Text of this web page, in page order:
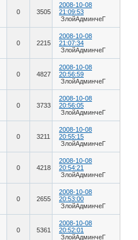
0 3505
2008-10-08
21:09:53
ЗлойАдминчеГ
0 2215
2008-10-08
21:07:34
ЗлойАдминчеГ
0 4827
2008-10-08
20:56:59
ЗлойАдминчеГ
0 3733
2008-10-08
20:56:05
ЗлойАдминчеГ
0 3211
2008-10-08
20:55:15
ЗлойАдминчеГ
0 4218
2008-10-08
20:54:21
ЗлойАдминчеГ
0 2655
2008-10-08
20:53:00
ЗлойАдминчеГ
0 5361
2008-10-08
20:52:01
ЗлойАдминчеГ